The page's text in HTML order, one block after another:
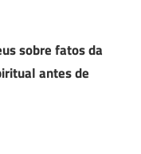
sobre fatos da
antes de